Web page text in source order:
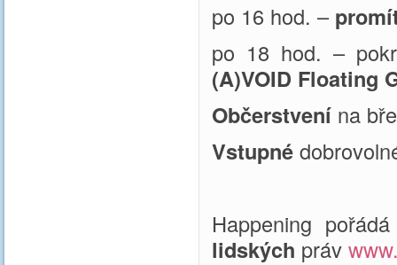
po 16 hod. –
po 18 hod. –
(A)VOID Floating
Občerstvení na
Vstupné
Happening
lidských práv